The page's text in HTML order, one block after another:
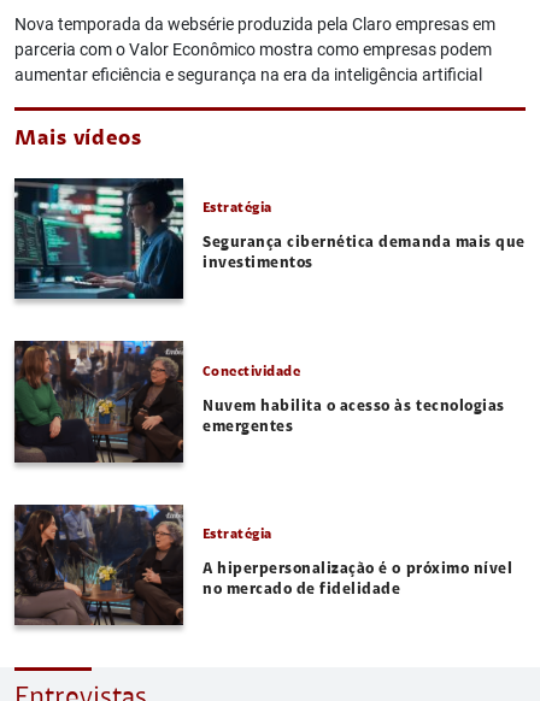
Nova temporada da websérie produzida pela Claro empresas em
parceria com o Valor Econômico mostra como empresas podem
aumentar eficiência e segurança na era da inteligência artificial
Mais vídeos
Estratégia
Segurança cibernética demanda mais que
investimentos
Conectividade
Nuvem habilita o acesso às tecnologias
emergentes
Estratégia
A hiperpersonalização é o próximo nível
no mercado de fidelidade